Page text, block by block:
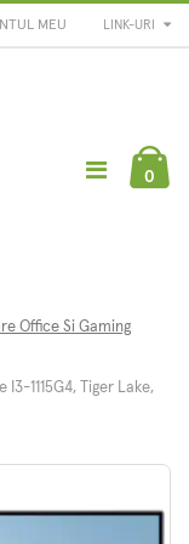
LINK-URI
MEU
0
Office Si Gaming
1115G4, Tiger Lake,